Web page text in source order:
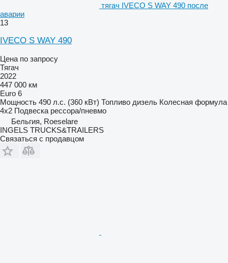
тягач IVECO S WAY 490 после
аварии
13
IVECO S WAY 490
Цена по запросу
Тягач
2022
447 000 км
Euro 6
Мощность 490 л.с. (360 кВт) Топливо дизель Колесная формула
4x2 Подвеска рессора/пневмо
Бельгия, Roeselare
INGELS TRUCKS&TRAILERS
Связаться с продавцом